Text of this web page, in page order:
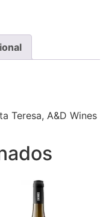
Teresa, A&D Wines